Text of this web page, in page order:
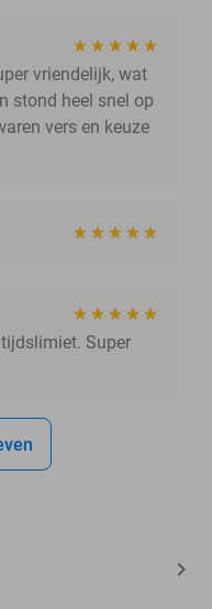
vriendelijk, wat
stond heel snel op
vers en keuze
Super